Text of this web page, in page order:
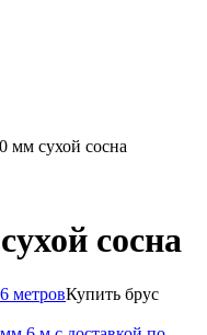
мм сухой сосна
сосна
Купить брус